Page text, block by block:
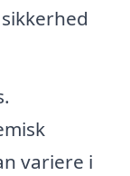
variere i